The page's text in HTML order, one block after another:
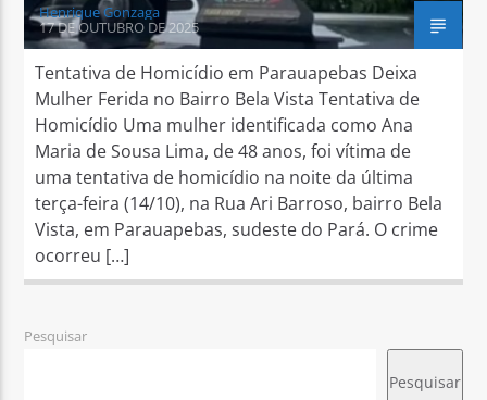
Henrique Gonzaga
17 DE OUTUBRO DE 2025
Tentativa de Homicídio em Parauapebas Deixa
Mulher Ferida no Bairro Bela Vista Tentativa de
Homicídio Uma mulher identificada como Ana
Maria de Sousa Lima, de 48 anos, foi vítima de
uma tentativa de homicídio na noite da última
terça-feira (14/10), na Rua Ari Barroso, bairro Bela
Vista, em Parauapebas, sudeste do Pará. O crime
ocorreu […]
Pesquisar
Pesquisar